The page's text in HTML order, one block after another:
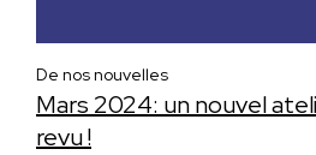
Mars 2024: un nouvel
revu !
De nos nouvelles